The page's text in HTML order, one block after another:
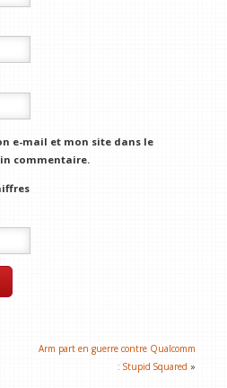
e-mail et mon site dans le
commentaire.
Arm part en guerre contre Qualcomm
: Stupid Squared »